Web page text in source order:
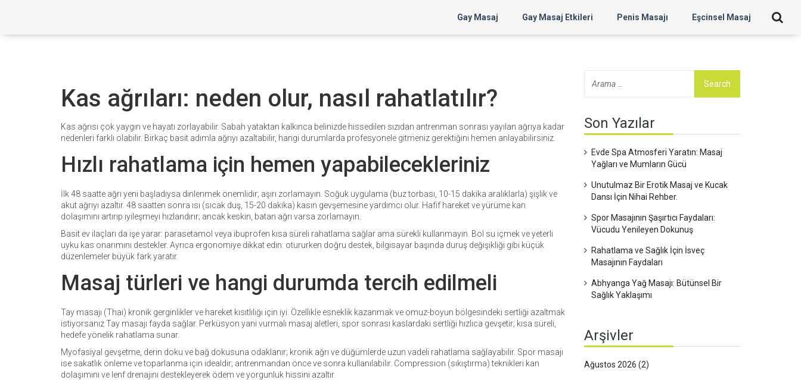
Gay Masaj Gay Masaj Etkileri Penis Masajı Eşcinsel Masaj
Kas ağrıları: neden olur, nasıl rahatlatılır?
Kas ağrısı çok yaygın ve hayatı zorlayabilir. Sabah yataktan kalkınca belinizde hissedilen sızıdan antrenman sonrası yayılan ağrıya kadar
nedenleri farklı olabilir. Birkaç basit adımla ağrıyı azaltabilir, hangi durumlarda profesyonele gitmeniz gerektiğini hemen anlayabilirsiniz.
Hızlı rahatlama için hemen yapabilecekleriniz
İlk 48 saatte ağrı yeni başladıysa dinlenmek önemlidir; aşırı zorlamayın. Soğuk uygulama (buz torbası, 10-15 dakika aralıklarla) şişlik ve
akut ağrıyı azaltır. 48 saatten sonra ısı (sıcak duş, 15-20 dakika) kasın gevşemesine yardımcı olur. Hafif hareket ve yürüme kan
dolaşımını artırıp iyileşmeyi hızlandırır; ancak keskin, batan ağrı varsa zorlamayın.
Basit ev ilaçları da işe yarar: parasetamol veya ibuprofen kısa süreli rahatlama sağlar ama sürekli kullanmayın. Bol su içmek ve yeterli
uyku kas onarımını destekler. Ayrıca ergonomiye dikkat edin: otururken doğru destek, bilgisayar başında duruş değişikliği gibi küçük
düzenlemeler büyük fark yaratır.
Masaj türleri ve hangi durumda tercih edilmeli
Tay masajı (Thai) kronik gerginlikler ve hareket kısıtlılığı için iyi. Özellikle esneklik kazanmak ve omuz-boyun bölgesindeki sertliği azaltmak
istiyorsanız Tay masajı fayda sağlar. Perküsyon yani vurmalı masaj aletleri, spor sonrası kaslardaki sertliği hızlıca gevşetir; kısa süreli,
hedefe yönelik rahatlama sunar.
Myofasiyal gevşetme, derin doku ve bağ dokusuna odaklanır; kronik ağrı ve düğümlerde uzun vadeli rahatlama sağlayabilir. Spor masajı
ise sakatlık önleme ve toparlanma için idealdir; antrenmandan önce ve sonra kullanılabilir. Compression (sıkıştırma) teknikleri kan
dolaşımını ve lenf drenajını destekleyerek ödem ve yorgunluk hissini azaltır.
Son Yazılar
Evde Spa Atmosferi Yaratın: Masaj
Yağları ve Mumların Gücü
Unutulmaz Bir Erotik Masaj ve Kucak
Dansı İçin Nihai Rehber.
Spor Masajının Şaşırtıcı Faydaları:
Vücudu Yenileyen Dokunuş
Rahatlama ve Sağlık İçin İsveç
Masajının Faydaları
Abhyanga Yağ Masajı: Bütünsel Bir
Sağlık Yaklaşımı
Arşivler
Ağustos 2026 (2)